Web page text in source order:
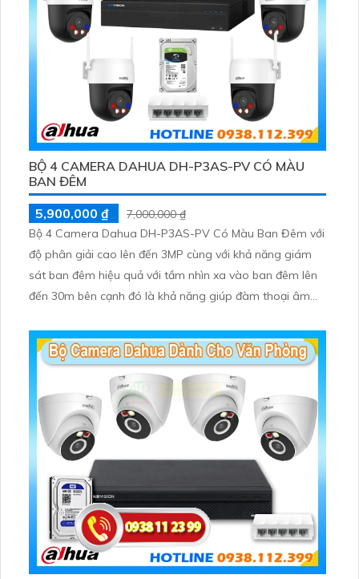
BỘ 4 CAMERA DAHUA DH-P3AS-PV CÓ MÀU
BAN ĐÊM
5,900,000 ₫
7,000,000 ₫
Bộ 4 Camera Dahua DH-P3AS-PV Có Màu Ban Đêm với
độ phân giải cao lên đến 3MP cùng với khả năng giám
sát ban đêm hiệu quả với tầm nhìn xa vào ban đêm lên
đến 30m bên cạnh đó là khả năng giúp đàm thoại âm
hiện xâm nhập